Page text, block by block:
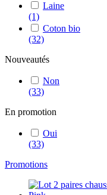
Laine
(1)
Coton bio
(32)
Nouveautés
Non
(33)
En promotion
Oui
(33)
Promotions